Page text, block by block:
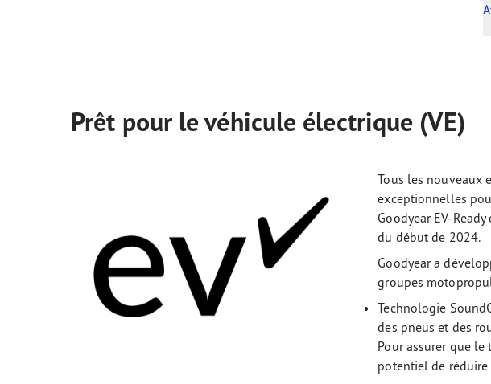
Prêt pour le véhicule électrique (VE)
Tous les nouveaux
exceptionnelles
Goodyear EV-
du début de 2024.
Goodyear a
groupes
Technologie
des pneus et des
Pour assurer que
potentiel de